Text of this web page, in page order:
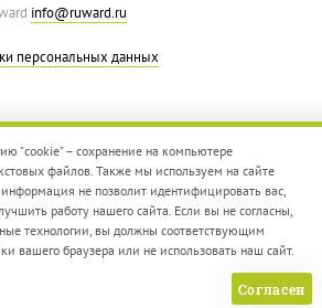
info@ruward.ru
персональных данных
"cookie" – сохранение на компьютере
файлов. Также мы используем на сайте
не позволит идентифицировать вас,
работу нашего сайта. Если вы не согласны,
технологии, вы должны соответствующим
вашего браузера или не использовать наш сайт.
Согласен